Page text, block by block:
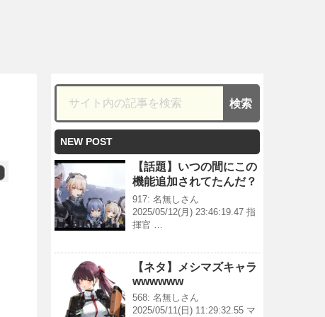
NEW POST
【話題】いつの間にこの
機能追加されてたんだ？
917: 名無しさん
2025/05/12(月) 23:46:19.47 指
揮官 …
【ネタ】メシマズキャラ
wwwwww
568: 名無しさん
2025/05/11(日) 11:29:32.55 マ